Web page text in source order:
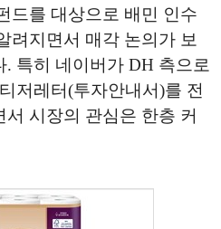
드를 대상으로 배민 인수
려지면서 매각 논의가 보
특히 네이버가 DH 측으로
저레터(투자안내서)를 전
시장의 관심은 한층 커